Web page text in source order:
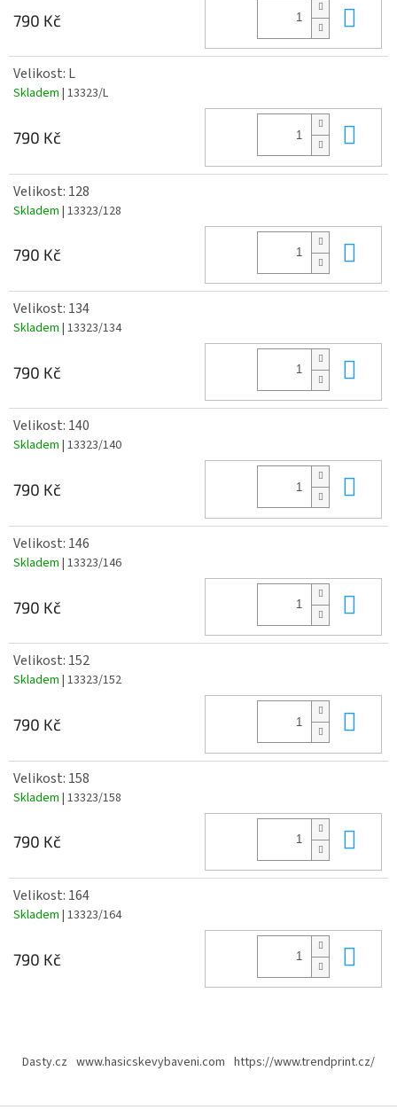
790 Kč
Velikost: L
Skladem | 13323/L
790 Kč
Velikost: 128
Skladem | 13323/128
790 Kč
Velikost: 134
Skladem | 13323/134
790 Kč
Velikost: 140
Skladem | 13323/140
790 Kč
Velikost: 146
Skladem | 13323/146
790 Kč
Velikost: 152
Skladem | 13323/152
790 Kč
Velikost: 158
Skladem | 13323/158
790 Kč
Velikost: 164
Skladem | 13323/164
790 Kč
Dasty.cz www.hasicskevybaveni.com https://www.trendprint.cz/